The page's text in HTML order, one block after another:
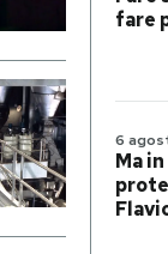
fare
6
Ma